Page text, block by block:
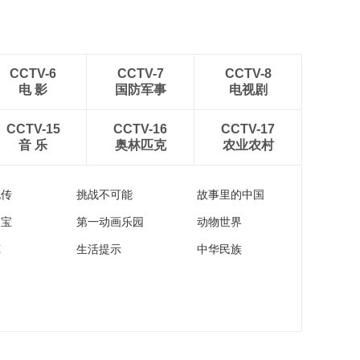
CCTV-6
电 影
CCTV-7
国防军事
CCTV-8
电视剧
CCTV-15
音 乐
CCTV-16
奥林匹克
CCTV-17
农业农村
挑战不可能 故事里的中国
第一动画乐园 动物世界
生活提示 中华民族